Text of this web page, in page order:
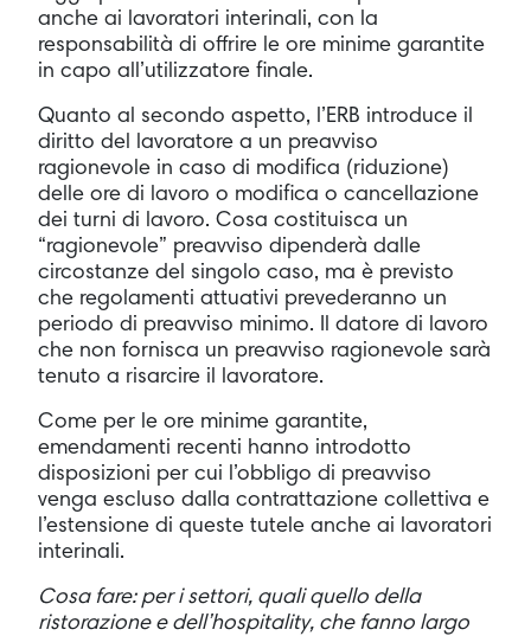
anche ai lavoratori interinali, con la
responsabilità di offrire le ore minime garantite
in capo all’utilizzatore finale.
Quanto al secondo aspetto, l’ERB introduce il
diritto del lavoratore a un preavviso
ragionevole in caso di modifica (riduzione)
delle ore di lavoro o modifica o cancellazione
dei turni di lavoro. Cosa costituisca un
“ragionevole” preavviso dipenderà dalle
circostanze del singolo caso, ma è previsto
che regolamenti attuativi prevederanno un
periodo di preavviso minimo. Il datore di lavoro
che non fornisca un preavviso ragionevole sarà
tenuto a risarcire il lavoratore.
Come per le ore minime garantite,
emendamenti recenti hanno introdotto
disposizioni per cui l’obbligo di preavviso
venga escluso dalla contrattazione collettiva e
l’estensione di queste tutele anche ai lavoratori
interinali.
Cosa fare: per i settori, quali quello della
ristorazione e dell’hospitality, che fanno largo